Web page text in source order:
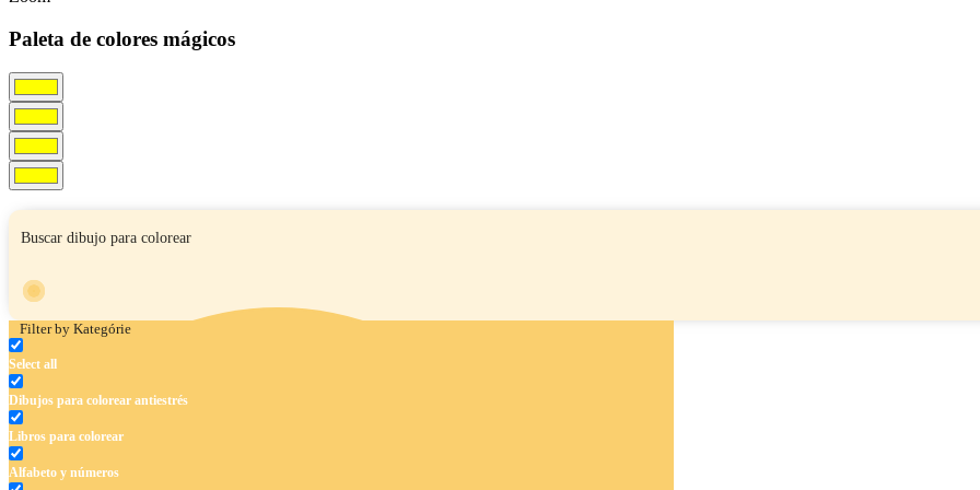
Paleta de colores mágicos
Filter by Kategórie
Select all
Dibujos para colorear antiestrés
Libros para colorear
Alfabeto y números